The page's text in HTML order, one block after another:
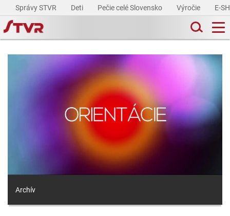
Správy STVR Deti Pečie celé Slovensko Výročie E-
Archív